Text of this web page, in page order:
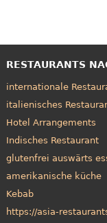
RESTAURANTS
internationale
italienisches
Hotel Arrangements
Indisches Restaurant
glutenfrei auswärts
amerikanische küche
Kebab
https://asia-